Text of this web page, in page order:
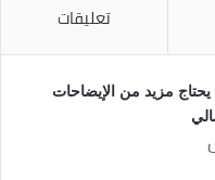
تعليقات
مزيد من الإيضاحات